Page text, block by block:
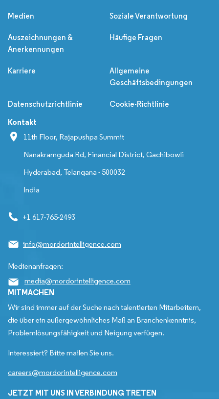
Medien Soziale Verantwortung
Auszeichnungen &
Anerkennungen
Häufige Fragen
Karriere
Allgemeine
Geschäftsbedingungen
Datenschutzrichtlinie Cookie-Richtlinie
Kontakt
11th Floor, Rajapushpa Summit
Nanakramguda Rd, Financial District, Gachibowli
Hyderabad, Telangana - 500032
India
+1 617-765-2493
info@mordorintelligence.com
Medienanfragen:
media@mordorintelligence.com
MITMACHEN
Wir sind immer auf der Suche nach talentierten Mitarbeitern,
die über ein außergewöhnliches Maß an Branchenkenntnis,
Problemlösungsfähigkeit und Neigung verfügen.
Interessiert? Bitte mailen Sie uns.
careers@mordorintelligence.com
JETZT MIT UNS IN VERBINDUNG TRETEN